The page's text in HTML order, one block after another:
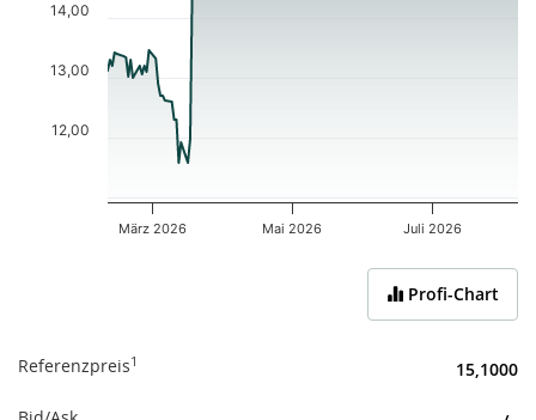
März 2026 Mai 2026 Juli 2026
12,00
13,00
14,00
Profi-Chart
Referenzpreis1 15,1000